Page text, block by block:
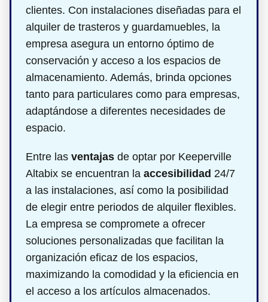
clientes. Con instalaciones diseñadas para el
alquiler de trasteros y guardamuebles, la
empresa asegura un entorno óptimo de
conservación y acceso a los espacios de
almacenamiento. Además, brinda opciones
tanto para particulares como para empresas,
adaptándose a diferentes necesidades de
espacio.
Entre las ventajas de optar por Keeperville
Altabix se encuentran la accesibilidad 24/7
a las instalaciones, así como la posibilidad
de elegir entre periodos de alquiler flexibles.
La empresa se compromete a ofrecer
soluciones personalizadas que facilitan la
organización eficaz de los espacios,
maximizando la comodidad y la eficiencia en
el acceso a los artículos almacenados.